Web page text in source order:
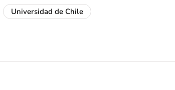
Universidad de Chile